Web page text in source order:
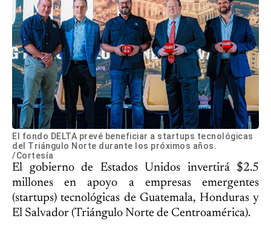
El fondo DELTA prevé beneficiar a startups tecnológicas
del Triángulo Norte durante los próximos años.
/Cortesía
El gobierno de Estados Unidos invertirá $2.5
millones en apoyo a empresas emergentes
(startups) tecnológicas de Guatemala, Honduras y
El Salvador (Triángulo Norte de Centroamérica).